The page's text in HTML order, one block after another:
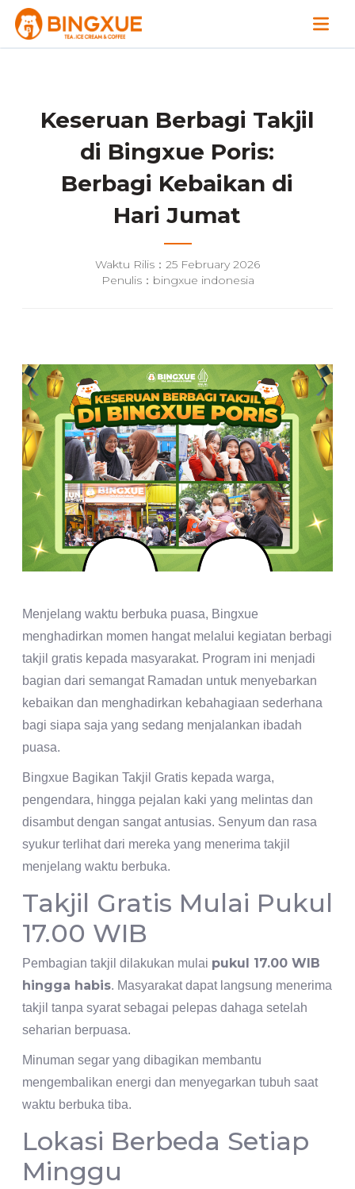
Keseruan Berbagi Takjil
di Bingxue Poris:
Berbagi Kebaikan di
Hari Jumat
Waktu Rilis：25 February 2026
Penulis：bingxue indonesia
Menjelang waktu berbuka puasa, Bingxue
menghadirkan momen hangat melalui kegiatan berbagi
takjil gratis kepada masyarakat. Program ini menjadi
bagian dari semangat Ramadan untuk menyebarkan
kebaikan dan menghadirkan kebahagiaan sederhana
bagi siapa saja yang sedang menjalankan ibadah
puasa.
Bingxue Bagikan Takjil Gratis kepada warga,
pengendara, hingga pejalan kaki yang melintas dan
disambut dengan sangat antusias. Senyum dan rasa
syukur terlihat dari mereka yang menerima takjil
menjelang waktu berbuka.
Takjil Gratis Mulai Pukul
17.00 WIB
Pembagian takjil dilakukan mulai pukul 17.00 WIB
hingga habis. Masyarakat dapat langsung menerima
takjil tanpa syarat sebagai pelepas dahaga setelah
seharian berpuasa.
Minuman segar yang dibagikan membantu
mengembalikan energi dan menyegarkan tubuh saat
waktu berbuka tiba.
Lokasi Berbeda Setiap
Minggu